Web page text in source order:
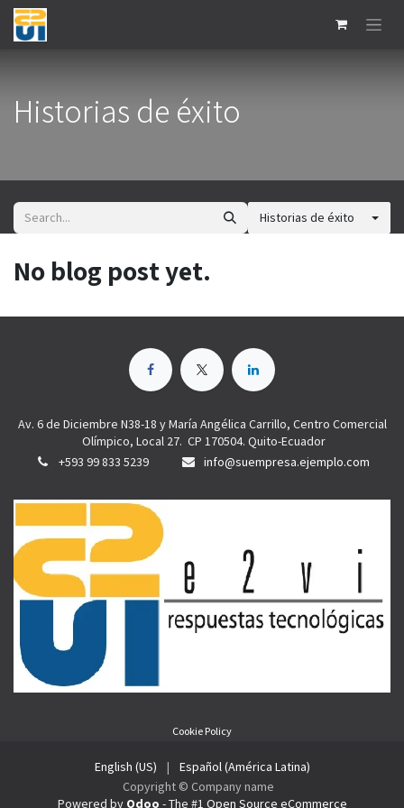
Skip to Content
Historias de éxito
Historias de éxito
No blog post yet.
Av. 6 de Diciembre N38-18 y María Angélica Carrillo, Centro Comercial
Olímpico, Local 27. CP 170504. Quito-Ecuador
+593 99 833 5239
info@suempresa.ejemplo.com
Cookie Policy
Copyright © Company name
English (US) | Español (América Latina)
Powered by Odoo - The #1 Open Source eCommerce